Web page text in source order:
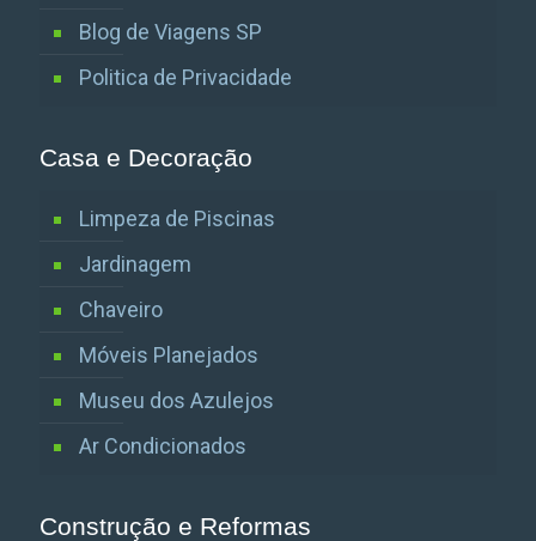
Blog de Viagens SP
Politica de Privacidade
Casa e Decoração
Limpeza de Piscinas
Jardinagem
Chaveiro
Móveis Planejados
Museu dos Azulejos
Ar Condicionados
Construção e Reformas